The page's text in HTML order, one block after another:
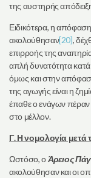
της αυστηρής
Ειδικότερα, η
ακολούθησαν[20],
επιρροής της
απλή δυνατότητα
όμως και στην
της αγωγής είναι η
έπαθε ο ενάγων πέραν
στο μέλλον.
Γ. Η νομολογία μετά
Ωστόσο, οΆρειος
ακολούθησαν και οι